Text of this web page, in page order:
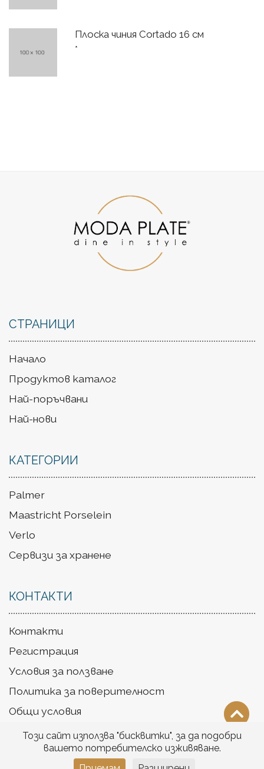
Плоска чиния Cortado 16 см
*
СТРАНИЦИ
Начало
Продуктов каталог
Най-поръчвани
Най-нови
КАТЕГОРИИ
Palmer
Maastricht Porselein
Verlo
Сервизи за хранене
КОНТАКТИ
Контакти
Регистрация
Условия за ползване
Политика за поверителност
Общи условия
Доставка
Този сайт използва "бисквитки", за да подобри
вашето потребителско изживяване.